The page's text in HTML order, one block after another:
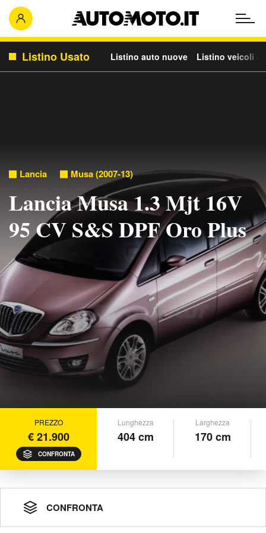
Listino Usato Listino auto nuove Listino veicoli
Lancia Musa (2007-13)
Lancia Musa 1.3 Mjt 16V
95 CV S&S DPF Oro Plus
PREZZO
€ 21.900
CONFRONTA
Lunghezza
404 cm
Larghezza
170 cm
CONFRONTA